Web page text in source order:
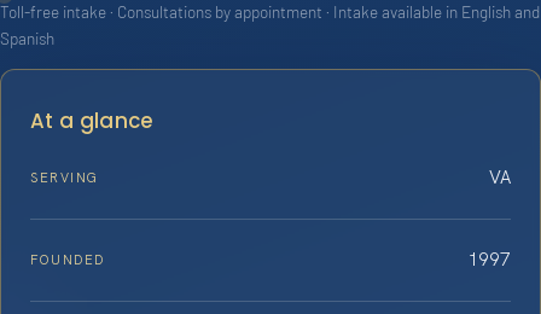
Toll-free intake · Consultations by appointment · Intake available in English and
Spanish
At a glance
SERVING VA
FOUNDED 1997